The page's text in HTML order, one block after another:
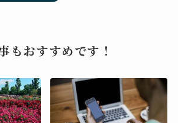
もおすすめです！